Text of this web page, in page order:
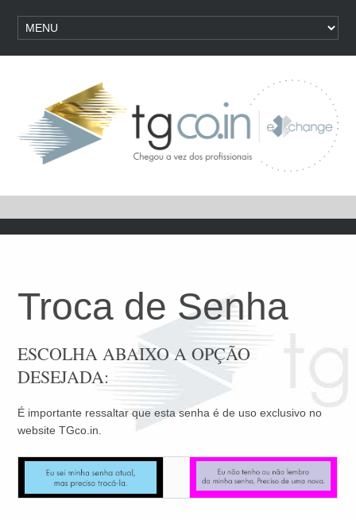
Troca de Senha
ESCOLHA ABAIXO A OPÇÃO
DESEJADA:
É importante ressaltar que esta senha é de uso exclusivo no
website TGco.in.